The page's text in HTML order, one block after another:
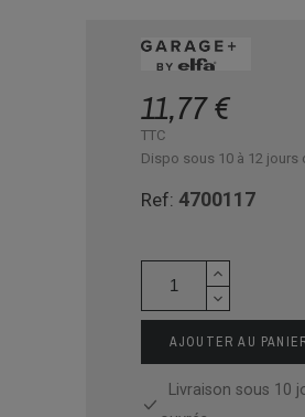
11,77 €
TTC
Dispo sous 10 à 12 jours
Ref: 4700117
AJOUTER AU
Livraison sous 10